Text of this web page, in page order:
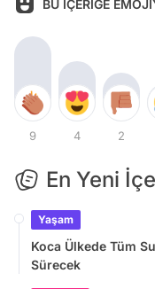
BU İÇERİĞE
9 4 2
En Yeni
Yaşam
Koca Ülkede Tüm
Sürecek